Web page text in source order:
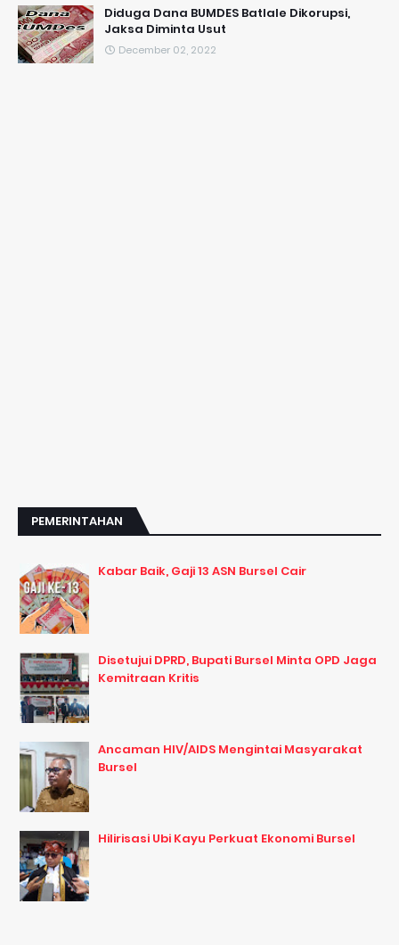
Diduga Dana BUMDES Batlale Dikorupsi,
Jaksa Diminta Usut
December 02, 2022
PEMERINTAHAN
Kabar Baik, Gaji 13 ASN Bursel Cair
Disetujui DPRD, Bupati Bursel Minta OPD Jaga
Kemitraan Kritis
Ancaman HIV/AIDS Mengintai Masyarakat
Bursel
Hilirisasi Ubi Kayu Perkuat Ekonomi Bursel